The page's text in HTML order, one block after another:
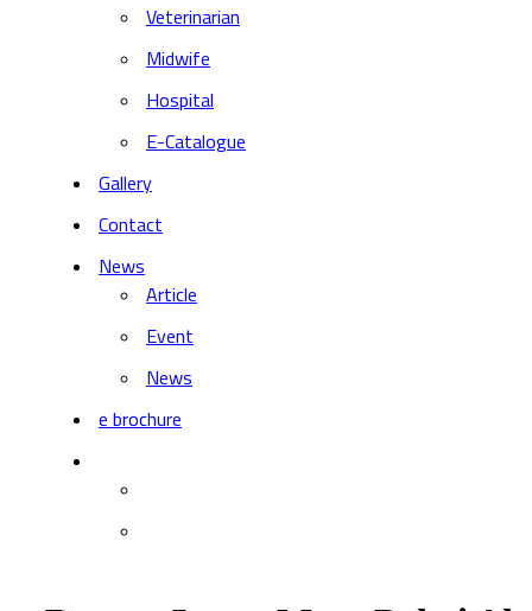
Veterinarian
Midwife
Hospital
E-Catalogue
Gallery
Contact
News
Article
Event
News
e brochure